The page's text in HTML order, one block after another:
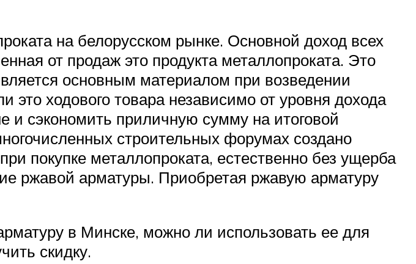
на белорусском рынке. Основной доход всех
от продаж это продукта металлопроката. Это
основным материалом при возведении
это ходового товара независимо от уровня дохода
и сэкономить приличную сумму на итоговой
строительных форумах создано
покупке металлопроката, естественно без ущерба
ржавой арматуры. Приобретая ржавую арматуру
в Минске, можно ли использовать ее для
скидку.